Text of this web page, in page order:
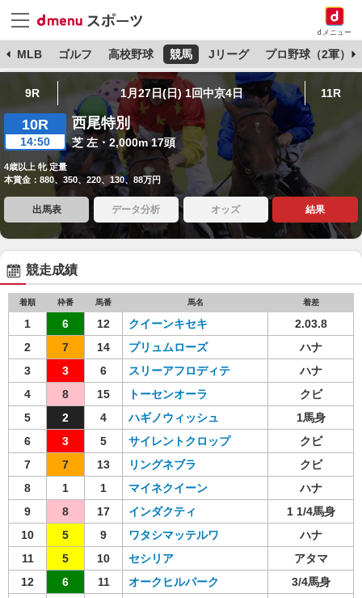
dメニュー
MLB ゴルフ 高校野球 競馬 Jリーグ プロ野球（2軍）
9R 1月27日(日) 1回中京4日 11R
10R
14:50
西尾特別
芝 左・2,000m 17頭
4歳以上 牝 定量
本賞金：880、350、220、130、88万円
出馬表 データ分析 オッズ 結果
競走成績
着順 枠番 馬番 馬名 着差
1 6 12 クイーンキセキ
2.03.8
2
7 14 プリュムローズ
ハナ
3
3 6 スリーアフロディテ
ハナ
4
8 15 トーセンオーラ
クビ
5
2 4 ハギノウィッシュ
1馬身
6
3 5 サイレントクロップ
クビ
7
7 13 リングネブラ
クビ
8
1 1 マイネクイーン
ハナ
9
8 17 インダクティ
1 1/4馬身
10
5 9 ワタシマッテルワ
ハナ
11
5 10 セシリア
アタマ
12
6 11 オークヒルパーク
3/4馬身